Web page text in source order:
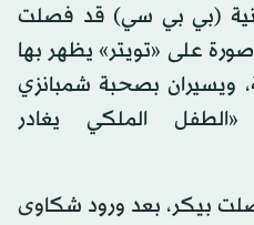
(بي بي سي) قد فصلت
نشر صورة على «تويتر» يظهر بها
ويسيران بصحبة شمبانزي
الملكي يغادر
بيكر، بعد ورود شكاوى